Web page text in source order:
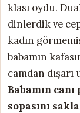
klası oydu.
dinlerdik ve
kadın
babamın
camdan
Babamın
sopasını